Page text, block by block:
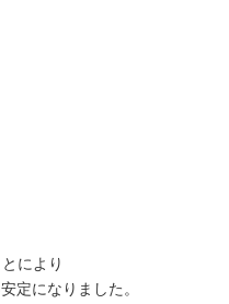
により
定になりました。